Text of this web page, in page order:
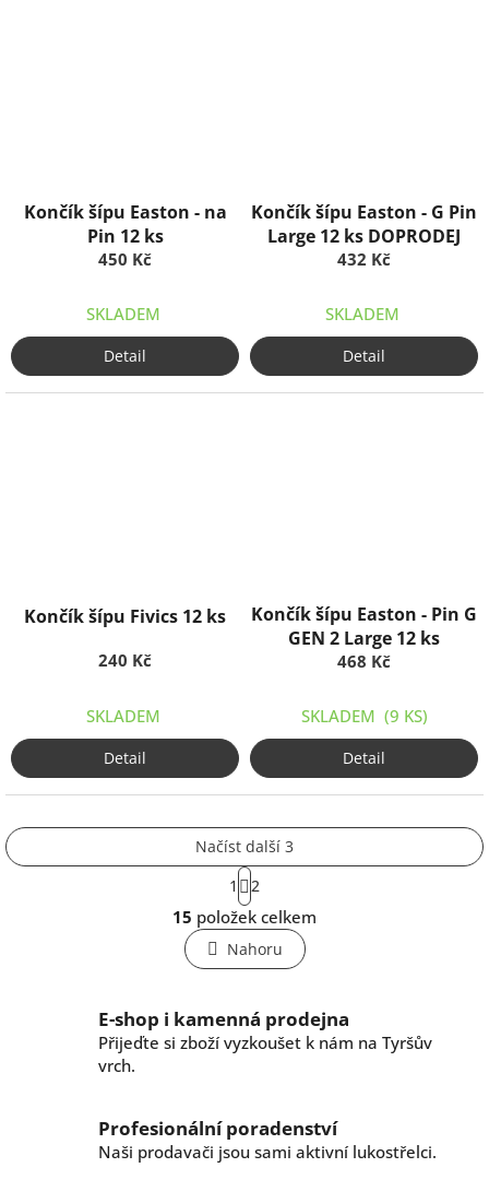
Končík šípu Easton - na
Pin 12 ks
450 Kč
SKLADEM
Detail
Končík šípu Easton - G Pin
Large 12 ks DOPRODEJ
432 Kč
SKLADEM
Detail
Končík šípu Fivics 12 ks
240 Kč
SKLADEM
Detail
Končík šípu Easton - Pin G
GEN 2 Large 12 ks
468 Kč
SKLADEM (9 KS)
Detail
O
v
l
á
a
c
í
k
y
Načíst další 3
S
t
r
á
n
k
á
n
1 2
15 položek celkem
Nahoru
E-shop i kamenná prodejna
Přijeďte si zboží vyzkoušet k nám na Tyršův
vrch.
Profesionální poradenství
Naši prodavači jsou sami aktivní lukostřelci.